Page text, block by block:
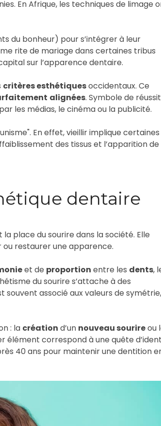
En Afrique, les techniques de limage
du bonheur) pour s’intégrer à leur
rite de mariage dans certaines tribus
sur l’apparence dentaire.
critères esthétiquesoccidentaux. Ce
alignées. Symbole de
les médias, le cinéma ou la publicité.
En effet, vieillir implique certaines
des tissus et l’apparition de
dentaire
la place du sourire dans la société. Elle
restaurer une apparence.
et de proportion entre les dents,
du sourire s’attache à des
souvent associé aux valeurs de
: la création d’un nouveau sourireou
élément correspond à une quête
40 ans pour maintenir une dentition